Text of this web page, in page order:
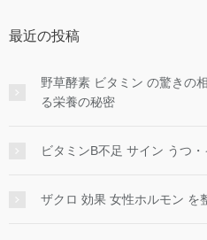
最近の投稿
野草酵素 ビタミン の驚きの
る栄養の秘密
ビタミンB不足 サイン うつ
ザクロ 効果 女性ホルモン を